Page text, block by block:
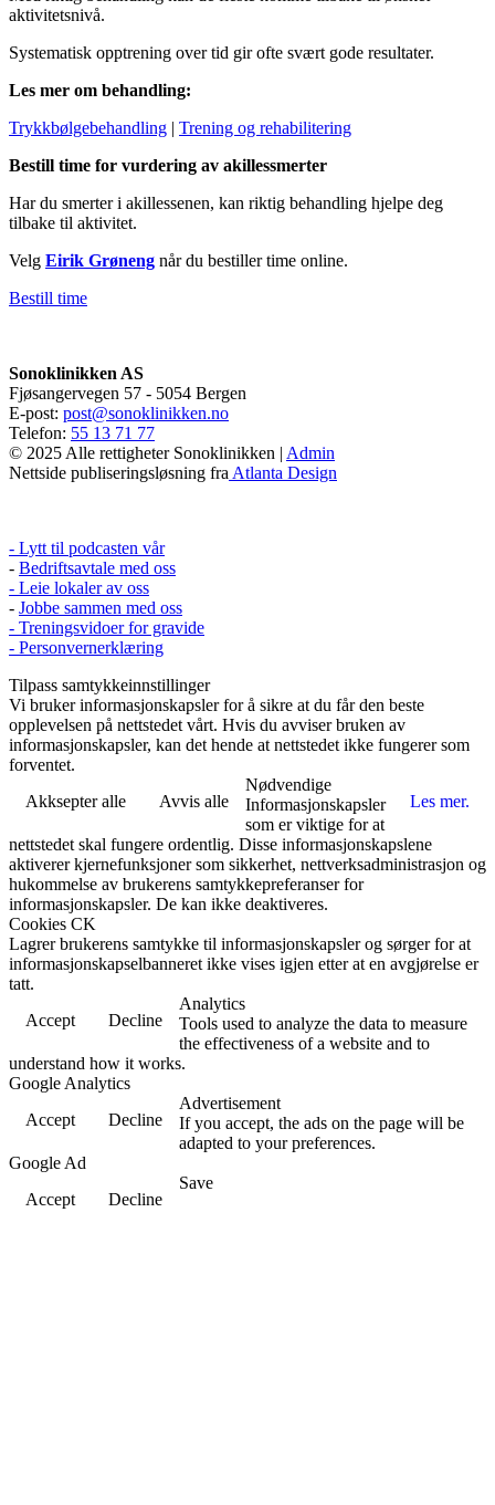
aktivitetsnivå.
Systematisk opptrening over tid gir ofte svært gode resultater.
Les mer om behandling:
Trykkbølgebehandling | Trening og rehabilitering
Bestill time for vurdering av akillessmerter
Har du smerter i akillessenen, kan riktig behandling hjelpe deg
tilbake til aktivitet.
Velg Eirik Grøneng når du bestiller time online.
Bestill time
Sonoklinikken AS
Fjøsangervegen 57 - 5054 Bergen
E-post: post@sonoklinikken.no
Telefon: 55 13 71 77
© 2025 Alle rettigheter Sonoklinikken | Admin
Nettside publiseringsløsning fra Atlanta Design
- Lytt til podcasten vår
- Bedriftsavtale med oss
- Leie lokaler av oss
- Jobbe sammen med oss
- Treningsvidoer for gravide
- Personvernerklæring
Tilpass samtykkeinnstillinger
Vi bruker informasjonskapsler for å sikre at du får den beste
opplevelsen på nettstedet vårt. Hvis du avviser bruken av
informasjonskapsler, kan det hende at nettstedet ikke fungerer som
forventet.
Akksepter alle
Avvis alle Les mer.
Nødvendige
Informasjonskapsler
som er viktige for at
nettstedet skal fungere ordentlig. Disse informasjonskapslene
aktiverer kjernefunksjoner som sikkerhet, nettverksadministrasjon og
hukommelse av brukerens samtykkepreferanser for
informasjonskapsler. De kan ikke deaktiveres.
Cookies CK
Lagrer brukerens samtykke til informasjonskapsler og sørger for at
informasjonskapselbanneret ikke vises igjen etter at en avgjørelse er
tatt.
Accept
Decline
Analytics
Tools used to analyze the data to measure
the effectiveness of a website and to
understand how it works.
Google Analytics
Accept
Decline
Advertisement
If you accept, the ads on the page will be
adapted to your preferences.
Google Ad
Accept
Decline
Save